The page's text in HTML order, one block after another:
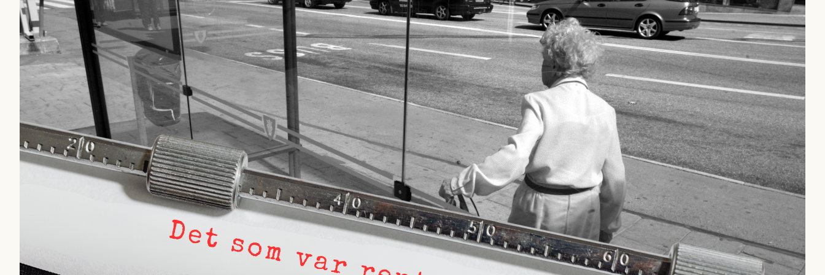
Först ut är ”Mystiska mannen förföljde ministern – utpekas som israelisk
infiltratör” som de menar bland annat eldar på ryktesspridning, är
otillräckligt anonymiserad och gör tveksamma nedslag i en persons
bakgrund. Sedan handlar det om en annan granskning, ”Därför blev jag
Säpo-informatör i den autonoma vänstern
”, som de anser ”blandar två
saker som inte ska blandas”, det vill säga både hur en Säpo-resurs
rekryteras och vad hon möter i den autonoma miljön.
Kuhn och Sassarinis-McGowan hävdar att Dagens ETC arbetar med
”opålitliga källor” för att istället prioritera ”sensationalism och
klickbete”. Nej, klickbete är inte intressant för Dagens ETC.
Journalistiken är låst. En klatschig men korrekt rubrik gör
förhoppningsvis att en nyfiken beställer prenumeration, men den avslutas